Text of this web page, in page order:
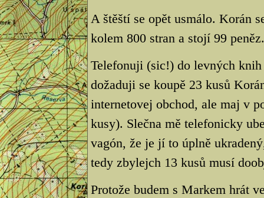
A štěští se opět usmálo. Korán
kolem 800 stran a stojí 99 peněz.
Telefonuji (sic!) do levných
dožaduji se koupě 23 kusů
internetovej obchod, ale maj v
kusy). Slečna mě telefonicky
vagón, že je jí to úplně
tedy zbylejch 13 kusů musí
Protože budem s Markem hrát